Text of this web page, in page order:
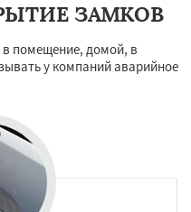
ЗАМКОВ
в помещение, домой, в
у компаний аварийное